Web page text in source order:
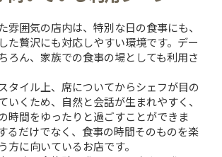
雰囲気の店内は、特別な日の食事にも、
た贅沢にも対応しやすい環境です。デー
ろん、家族での食事の場としても利用さ
タイル上、席についてからシェフが目の
いくため、自然と会話が生まれやすく、
時間をゆったりと過ごすことができま
るだけでなく、食事の時間そのものを楽
方に向いているお店です。